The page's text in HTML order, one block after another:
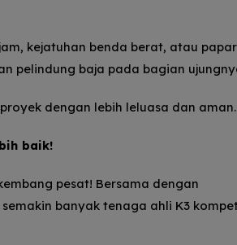
kejatuhan benda berat, atau
pelindung baja pada bagian
dengan lebih leluasa dan aman.
baik!
pesat! Bersama dengan
banyak tenaga ahli K3